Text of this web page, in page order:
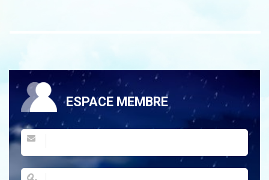
ESPACE MEMBRE